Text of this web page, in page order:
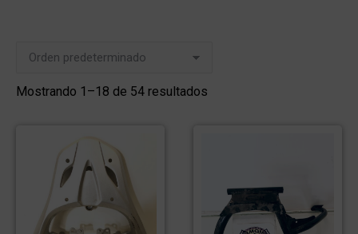
Mostrando 1–18 de 54 resultados